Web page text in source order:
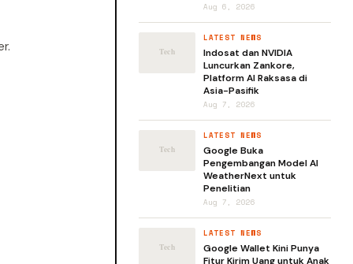
Aug 6, 2026
LATEST NEWS
Indosat dan NVIDIA
Luncurkan Zankore,
Platform AI Raksasa di
Asia-Pasifik
Aug 7, 2026
LATEST NEWS
Google Buka
Pengembangan Model AI
WeatherNext untuk
Penelitian
Aug 7, 2026
LATEST NEWS
Google Wallet Kini Punya
Fitur Kirim Uang untuk Anak